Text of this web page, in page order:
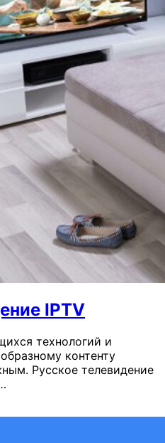
IPTV
технологий и
контенту
Русское телевидение